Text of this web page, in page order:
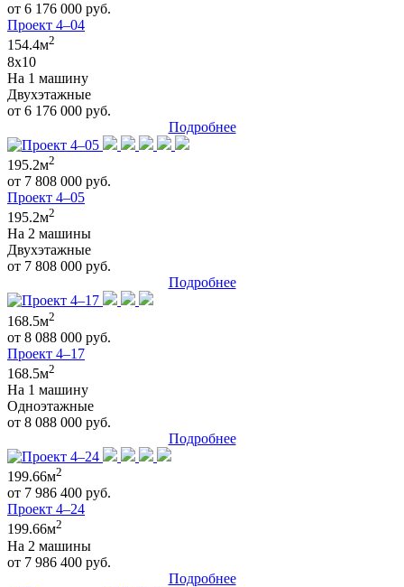
от 6 176 000 руб.
Проект 4–04
154.4м2
8x10
На 1 машину
Двухэтажные
от 6 176 000 руб.
Подробнее
195.2м2
от 7 808 000 руб.
Проект 4–05
195.2м2
На 2 машины
Двухэтажные
от 7 808 000 руб.
Подробнее
168.5м2
от 8 088 000 руб.
Проект 4–17
168.5м2
На 1 машину
Одноэтажные
от 8 088 000 руб.
Подробнее
199.66м2
от 7 986 400 руб.
Проект 4–24
199.66м2
На 2 машины
от 7 986 400 руб.
Подробнее